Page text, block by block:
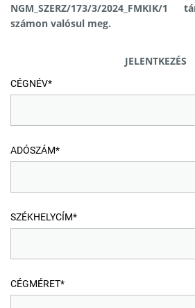
NGM_SZERZ/173/3/2024_FMKIK/1
számon valósul meg.
JELENTKEZÉS
CÉGNÉV*
ADÓSZÁM*
SZÉKHELYCÍM*
CÉGMÉRET*